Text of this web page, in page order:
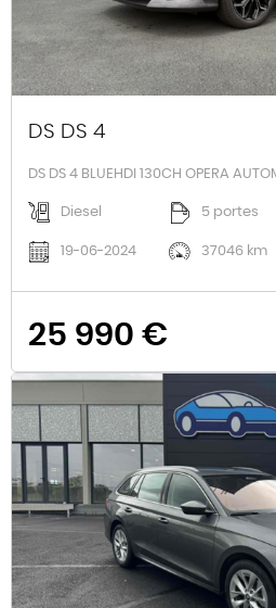
DS DS 4
DS DS 4 BLUEHDI 130CH OPERA
Diesel 5 portes
19-06-2024 37046 km
25 990 €